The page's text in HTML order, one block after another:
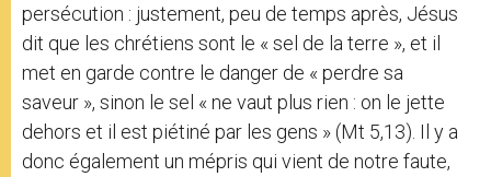
persécution : justement, peu de temps après, Jésus
dit que les chrétiens sont le « sel de la terre », et il
met en garde contre le danger de « perdre sa
saveur », sinon le sel « ne vaut plus rien : on le jette
dehors et il est piétiné par les gens » (Mt 5,13). Il y a
donc également un mépris qui vient de notre faute,